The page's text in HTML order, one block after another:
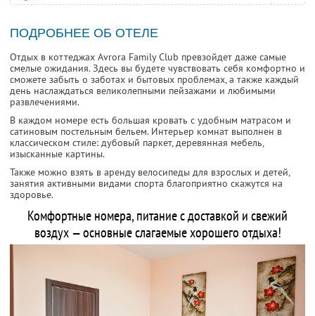
ПОДРОБНЕЕ ОБ ОТЕЛЕ
Отдых в коттеджах Avrora Family Club превзойдет даже самые
смелые ожидания. Здесь вы будете чувствовать себя комфортно и
сможете забыть о заботах и бытовых проблемах, а также каждый
день наслаждаться великолепными пейзажами и любимыми
развлечениями.
В каждом номере есть большая кровать с удобным матрасом и
сатиновым постельным бельем. Интерьер комнат выполнен в
классическом стиле: дубовый паркет, деревянная мебель,
изысканные картины.
Также можно взять в аренду велосипеды для взрослых и детей,
занятия активными видами спорта благоприятно скажутся на
здоровье.
Комфортные номера, питание с доставкой и свежий
воздух — основные слагаемые хорошего отдыха!